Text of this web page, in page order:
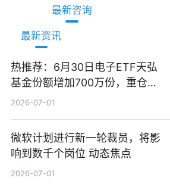
最新咨询
最新资讯
热推荐：6月30日电子ETF天弘
基金份额增加700万份，重仓股
立讯精密、寒武纪、工业富联
2026-07-01
微软计划进行新一轮裁员，将影
响到数千个岗位 动态焦点
2026-07-01